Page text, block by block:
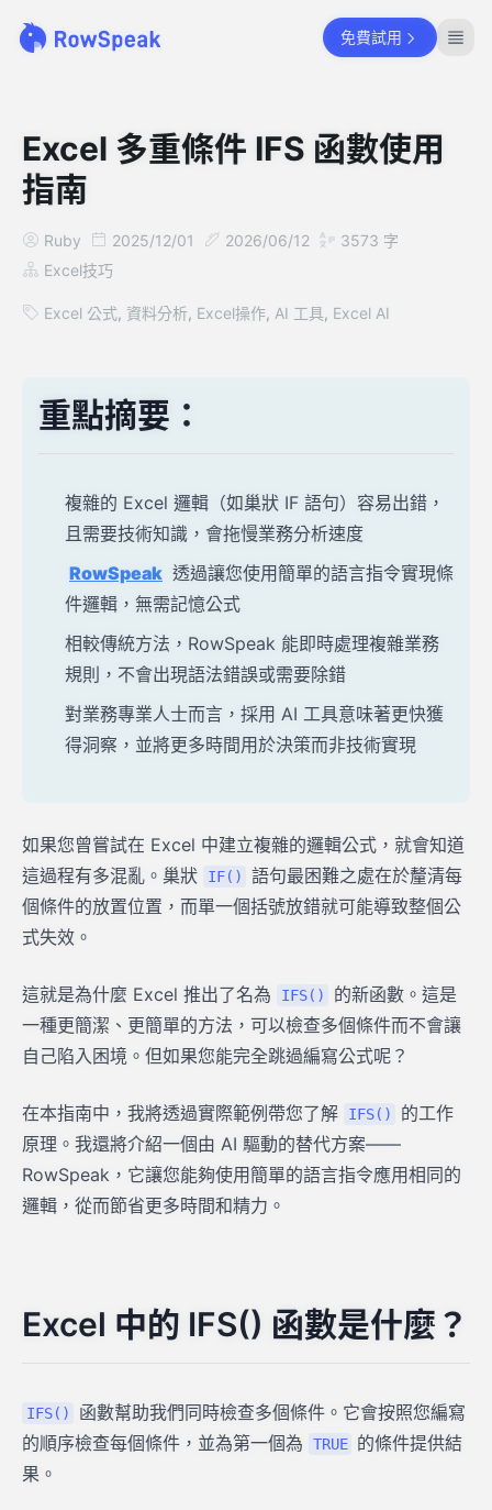
免費試用
Excel 多重條件 IFS 函數使用
指南
Ruby 2025/12/01 2026/06/12 3573 字
Excel技巧
Excel 公式, 資料分析, Excel操作, AI 工具, Excel AI
重點摘要：
複雜的 Excel 邏輯（如巢狀 IF 語句）容易出錯，
且需要技術知識，會拖慢業務分析速度
RowSpeak 透過讓您使用簡單的語言指令實現條
件邏輯，無需記憶公式
相較傳統方法，RowSpeak 能即時處理複雜業務
規則，不會出現語法錯誤或需要除錯
對業務專業人士而言，採用 AI 工具意味著更快獲
得洞察，並將更多時間用於決策而非技術實現
如果您曾嘗試在 Excel 中建立複雜的邏輯公式，就會知道
這過程有多混亂。巢狀
IF()
語句最困難之處在於釐清每
個條件的放置位置，而單一個括號放錯就可能導致整個公
式失效。
這就是為什麼 Excel 推出了名為 IFS()
的新函數。這是
一種更簡潔、更簡單的方法，可以檢查多個條件而不會讓
自己陷入困境。但如果您能完全跳過編寫公式呢？
在本指南中，我將透過實際範例帶您了解 IFS()
的工作
原理。我還將介紹一個由 AI 驅動的替代方案——
RowSpeak，它讓您能夠使用簡單的語言指令應用相同的
邏輯，從而節省更多時間和精力。
Excel 中的 IFS() 函數是什麼？
IFS()
函數幫助我們同時檢查多個條件。它會按照您編寫
的順序檢查每個條件，並為第一個為
TRUE 的條件提供結
果。